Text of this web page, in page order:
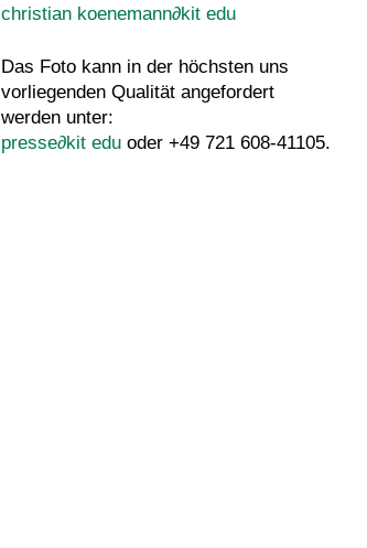
christian koenemann∂kit edu
Das Foto kann in der höchsten uns
vorliegenden Qualität angefordert
werden unter:
presse∂kit edu oder +49 721 608-41105.